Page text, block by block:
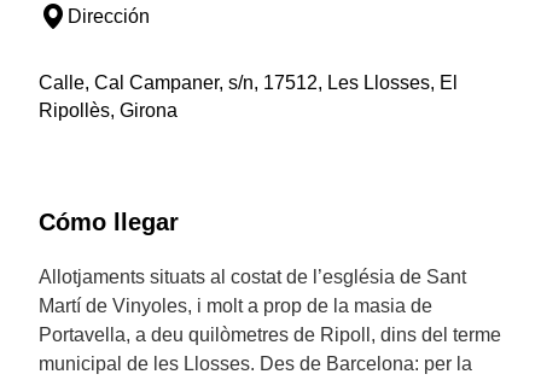
Dirección
Calle, Cal Campaner, s/n, 17512, Les Llosses, El
Ripollès, Girona
Cómo llegar
Allotjaments situats al costat de l’església de Sant
Martí de Vinyoles, i molt a prop de la masia de
Portavella, a deu quilòmetres de Ripoll, dins del terme
municipal de les Llosses. Des de Barcelona: per la